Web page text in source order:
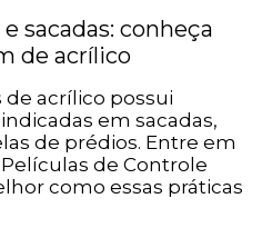
sacadas: conheça
de acrílico
acrílico possui
em sacadas,
de prédios. Entre em
de Controle
como essas práticas